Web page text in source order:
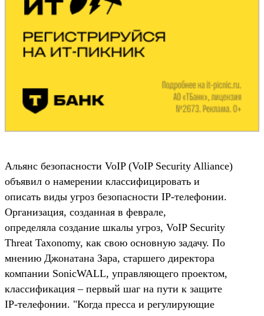
Альянс безопасности VoIP (VoIP Security Alliance)
объявил о намерении классифицировать и
описать виды угроз безопасности IP-телефонии.
Организация, созданная в феврале,
определяла создание шкалы угроз, VoIP Security
Threat Taxonomy, как свою основную задачу. По
мнению Джонатана Зара, старшего директора
компании SonicWALL, управляющего проектом,
классификация – первый шаг на пути к защите
IP-телефонии. "Когда пресса и регулирующие